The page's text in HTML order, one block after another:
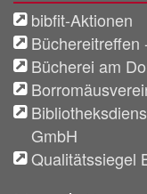
bibfit-Aktionen
Büchereitreffen
Bücherei am
GmbH
Qualitätssiegel